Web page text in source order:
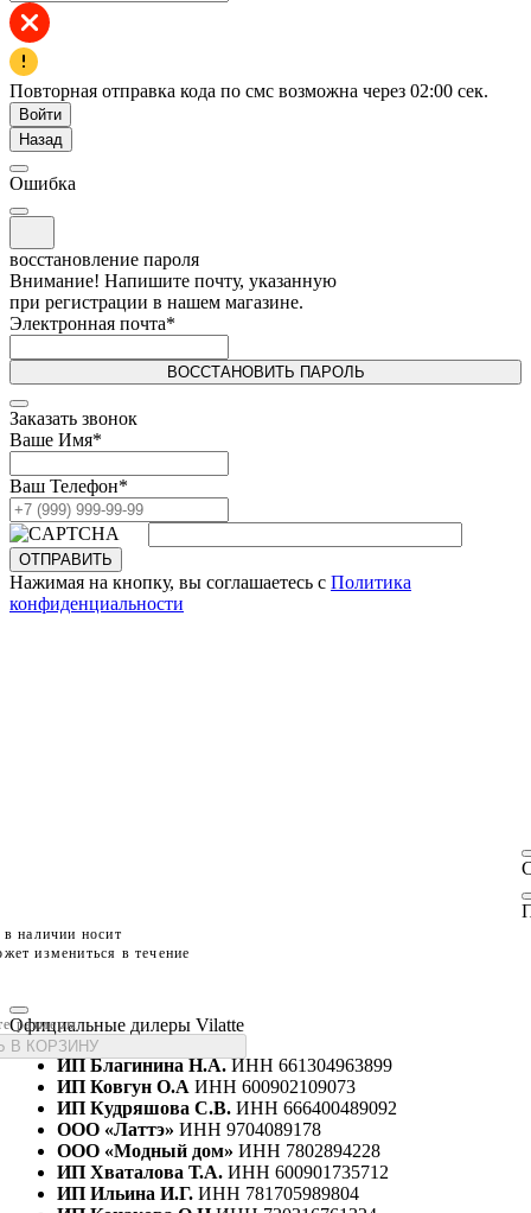
Повторная отправка кода по смс возможна через 02:00 сек.
Войти
Назад
Ошибка
восстановление пароля
Внимание! Напишите почту, указанную
при регистрации в нашем магазине.
Электронная почта*
ВОССТАНОВИТЬ ПАРОЛЬ
Заказать звонок
Ваше Имя*
Ваш Телефон*
ОТПРАВИТЬ
Нажимая на кнопку, вы соглашаетесь с Политика
конфиденциальности
наличии носит
измениться в течение
размеры
В КОРЗИНУ
Официальные дилеры Vilatte
ИП Благинина Н.А.ИНН 661304963899
ИП Ковгун О.А ИНН 600902109073
ИП Кудряшова С.В. ИНН 666400489092
ООО «Латтэ» ИНН 9704089178
ООО «Модный дом» ИНН 7802894228
ИП Хваталова Т.А. ИНН 600901735712
ИП Ильина И.Г. ИНН 781705989804